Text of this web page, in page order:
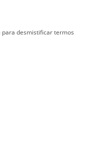
para desmistificar termos